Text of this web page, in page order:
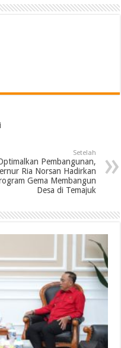
Setelah
Pembangunan,
Ria Norsan Hadirkan
Gema Membangun
Desa di Temajuk